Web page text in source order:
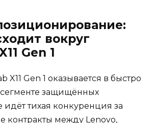
вокруг
Gen 1
X11 Gen 1 оказывается в быстро
защищённых
идёт тихая конкуренция за
контракты между Lenovo,